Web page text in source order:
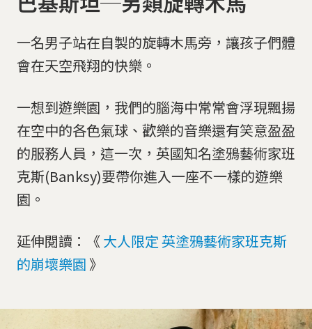
一名男子站在自製的旋轉木馬旁，讓孩子們體
會在天空飛翔的快樂。
一想到遊樂園，我們的腦海中常常會浮現飄揚
在空中的各色氣球、歡樂的音樂還有笑意盈盈
的服務人員，這一次，英國知名塗鴉藝術家班
克斯(Banksy)要帶你進入一座不一樣的遊樂
園。
延伸閱讀：《 大人限定 英塗鴉藝術家班克斯
的崩壞樂園 》